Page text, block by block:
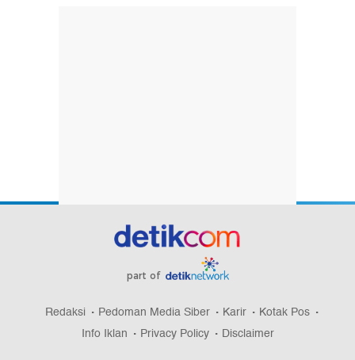
part of
Redaksi Pedoman Media Siber Karir
Kotak Pos
Info Iklan
Privacy Policy Disclaimer